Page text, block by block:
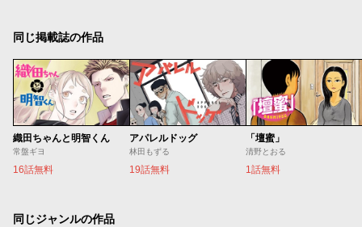
同じ掲載誌の作品
織田ちゃんと明智くん
常盤ギヨ
16話無料
アパレルドッグ
林田もずる
19話無料
「壇蜜」
清野とおる
1話無料
同じジャンルの作品